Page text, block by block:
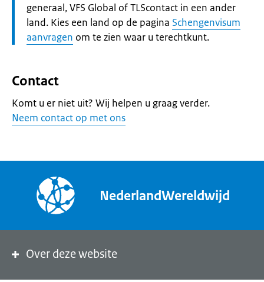
generaal, VFS Global of TLScontact in een ander
land. Kies een land op de pagina Schengenvisum
aanvragen om te zien waar u terechtkunt.
Contact
Komt u er niet uit? Wij helpen u graag verder.
Neem contact op met ons
NederlandWereldwijd
Over deze website